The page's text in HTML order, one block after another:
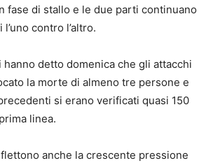
fase di stallo e le due parti continuano
contro l’altro.
hanno detto domenica che gli attacchi
la morte di almeno tre persone e
si erano verificati quasi 150
linea.
anche la crescente pressione